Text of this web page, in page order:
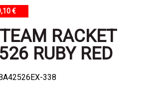
€
RACKET
RUBY RED
338